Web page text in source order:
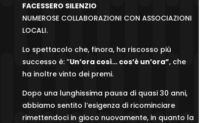
FACESSERO SILENZIO
NUMEROSE COLLABORAZIONI CON ASSOCIAZIONI
LOCALI.
Lo spettacolo che, finora, ha riscosso più
successo è: ”Un’ora così… cos’è un’ora”, che
ha inoltre vinto dei premi.
Dopo una lunghissima pausa di quasi 30 anni,
abbiamo sentito l’esigenza di ricominciare
rimettendoci in gioco nuovamente, in quanto la